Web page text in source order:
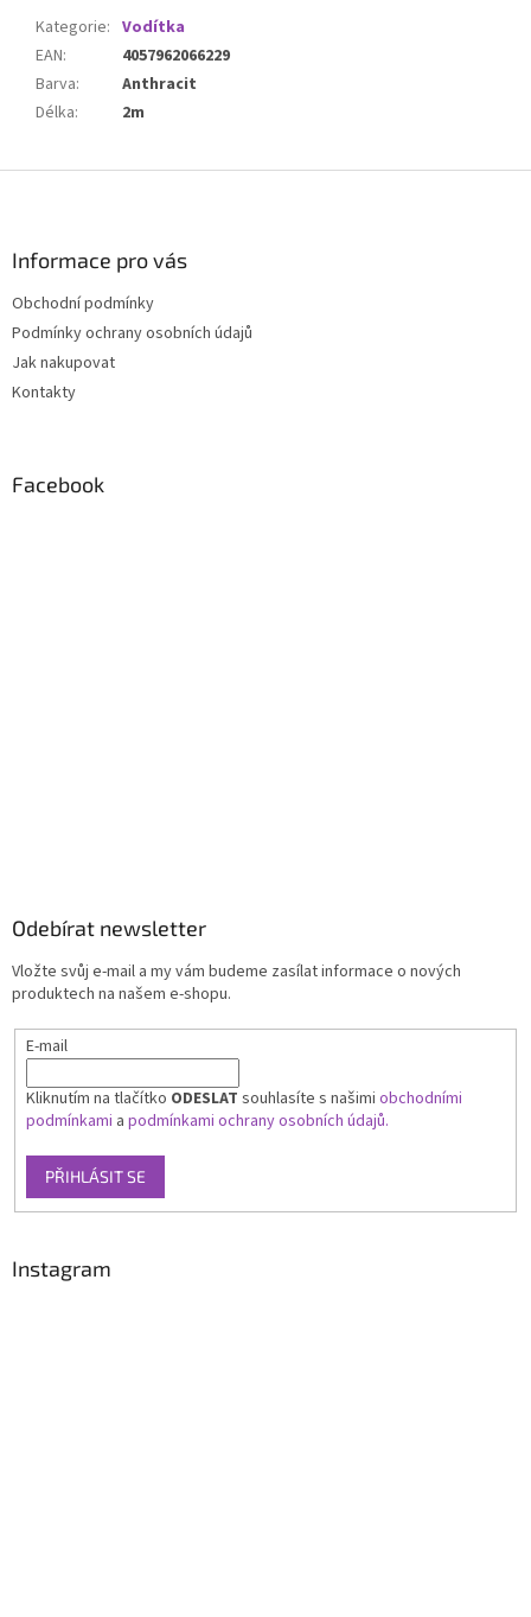
Kategorie: Vodítka
EAN:
4057962066229
Barva:
Anthracit
Délka: 2m
Informace pro vás
Obchodní podmínky
Podmínky ochrany osobních údajů
Jak nakupovat
Kontakty
Facebook
Odebírat newsletter
Vložte svůj e-mail a my vám budeme zasílat informace o nových
produktech na našem e-shopu.
E-mail
Kliknutím na tlačítko ODESLAT souhlasíte s našimi obchodními
podmínkami a podmínkami ochrany osobních údajů.
PŘIHLÁSIT SE
Instagram